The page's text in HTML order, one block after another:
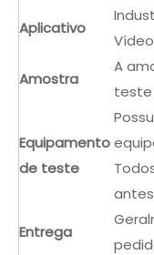
Aplicativo
Amostra
A
teste
Equipamento
de teste
Entrega